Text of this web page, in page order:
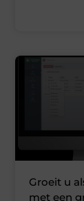
Groeit u
met een